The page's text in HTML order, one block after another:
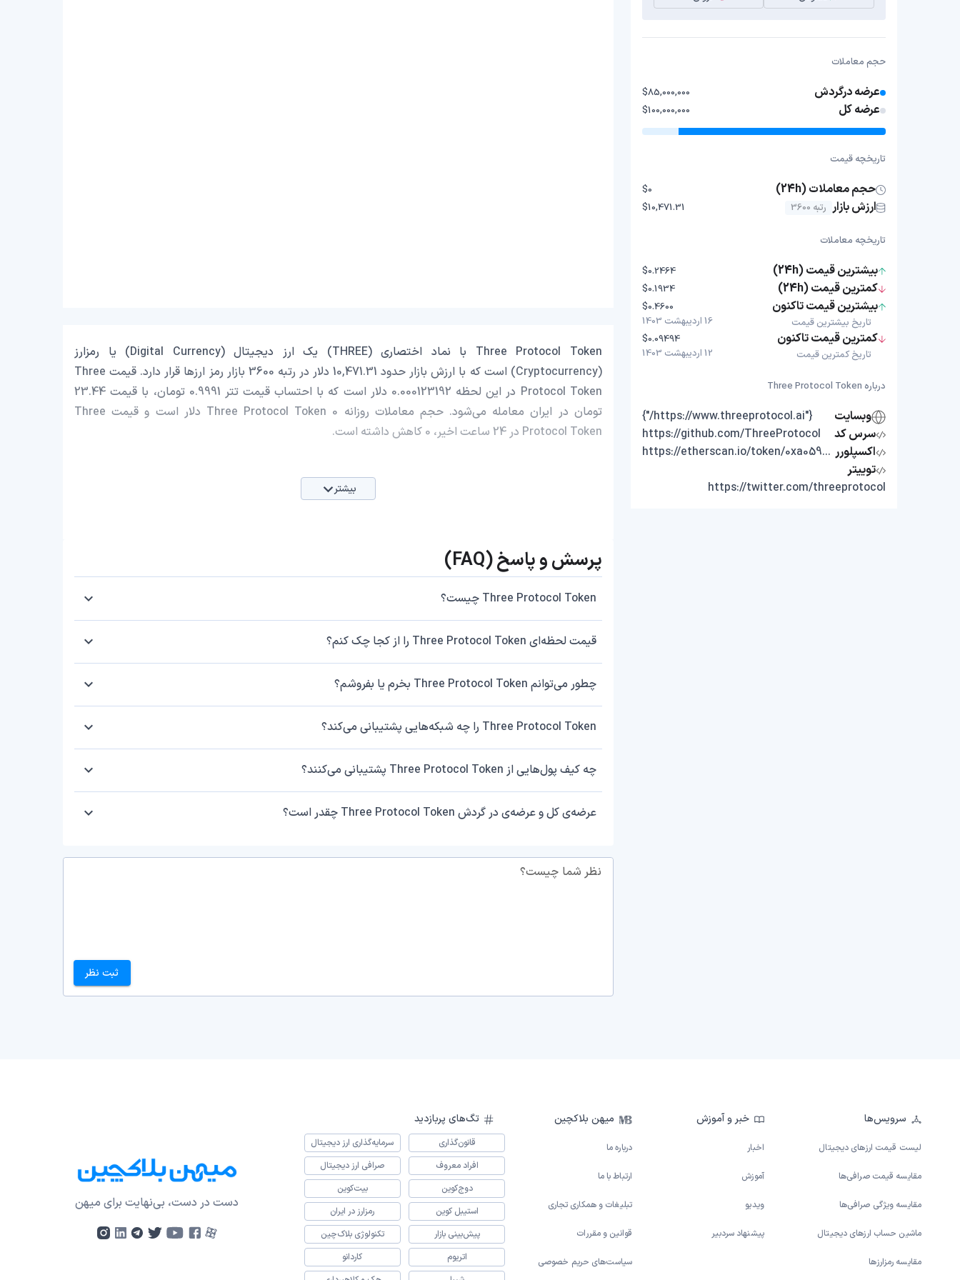
حجم معاملات
عرضه درگردش $85,000,000
عرضه کل $100,000,000
تاریخچه قیمت
حجم معاملات (24h) $0
ارزش بازار رتبه 3600 $10,471.31
تاریخچه معاملات
بیشترین قیمت (24h) $0.2464
کمترین قیمت (24h) $0.1934
بیشترین قیمت تاکنون
تاریخ بیشترین قیمت
$0.4600
16 اردیبهشت 1403
کمترین قیمت تاکنون
تاریخ کمترین قیمت
$0.09494
12 اردیبهشت 1403
درباره Three Protocol Token
وبسایت
{"https://www.threeprotocol.ai/"}
سرس کد
https://github.com/ThreeProtocol
اکسپلورر https://etherscan.io/token/0xa059b81568fee88791de88232e838465826cf419
توییتر
https://twitter.com/threeprotocol
Three Protocol Token با نماد اختصاری (THREE) یک ارز دیجیتال (Digital Currency) یا رمزارز
(Cryptocurrency) است که با ارزش بازار حدود 10,471.31 دلار در رتبه 3600 بازار رمز ارزها قرار دارد. قیمت Three
Protocol Token در این لحظه 0.000123192 دلار است که با احتساب قیمت تتر 0.9991 تومان، با قیمت 23.44
تومان در ایران معامله می‌شود. حجم معاملات روزانه Three Protocol Token 0 دلار است و قیمت Three
Protocol Token در 24 ساعت اخیر، 0 کاهش داشته است.
بیشتر
پرسش و پاسخ (FAQ)
Three Protocol Token چیست؟
قیمت لحظه‌ای Three Protocol Token را از کجا چک کنم؟
چطور می‌توانم Three Protocol Token بخرم یا بفروشم؟
Three Protocol Token را چه شبکه‌هایی پشتیبانی می‌کند؟
چه کیف پول‌هایی از Three Protocol Token پشتیبانی می‌کنند؟
عرضه‌ی کل و عرضه‌ی در گردش Three Protocol Token چقدر است؟
نظر شما چیست؟
ثبت نظر
سرویس‌ها
لیست قیمت ارزهای دیجیتال
مقایسه قیمت صرافی‌ها
مقایسه ویژگی صرافی‌ها
ماشین حساب ارزهای دیجیتال
مقایسه رمزارزها
خبر و آموزش
اخبار
آموزش
ویدیو
پیشنهاد سردبیر
میهن بلاکچین
درباره ما
ارتباط با ما
تبلیغات و همکاری تجاری
قوانین و مقررات
سیاست‌های حریم خصوصی
تگ‌های پربازدید
قانون‌گذاری
سرمایه‌گذاری ارز دیجیتال
افراد معروف
صرافی ارز دیجیتال
دوج‌کوین
بیت‌کوین
استیبل کوین
رمزارز در ایران
پیش‌بینی بازار
تکنولوژی بلاک‌چین
اتریوم
کاردانو
دست در دست، بی‌نهایت برای میهن